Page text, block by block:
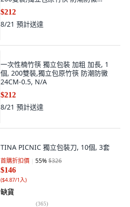
24CM-0.5
$212
8/21 預計送達
一次性楠竹筷 獨立包裝 加粗 加長, 1
個, 200雙裝,獨立包原竹筷 防潮防黴
24CM-0.5, N/A
$212
8/21 預計送達
TINA PICNIC 獨立包裝刀, 10個, 3套
首購折扣價 55%$326
$146
($4.87/1入)
缺貨
(365)